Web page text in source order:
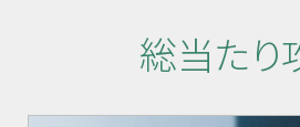
総当たり